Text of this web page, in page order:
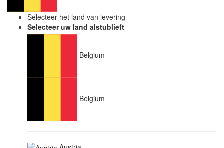
Selecteer het land van levering
Selecteer uw land alstublieft
Belgium
Belgium